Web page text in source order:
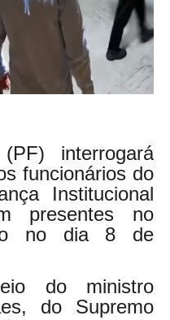
interrogará
funcionários do
Institucional
presentes no
no dia 8 de
do ministro
do Supremo